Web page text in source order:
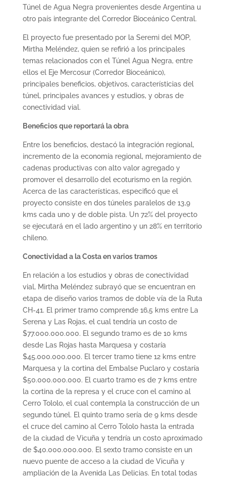
Túnel de Agua Negra provenientes desde Argentina u
otro país integrante del Corredor Bioceánico Central.
El proyecto fue presentado por la Seremi del MOP,
Mirtha Meléndez, quien se refirió a los principales
temas relacionados con el Túnel Agua Negra, entre
ellos el Eje Mercosur (Corredor Bioceánico),
principales beneficios, objetivos, característicias del
túnel, principales avances y estudios, y obras de
conectividad vial.
Beneficios que reportará la obra
Entre los beneficios, destacó la integración regional,
incremento de la economía regional, mejoramiento de
cadenas productivas con alto valor agregado y
promover el desarrollo del ecoturismo en la región.
Acerca de las características, especificó que el
proyecto consiste en dos túneles paralelos de 13,9
kms cada uno y de doble pista. Un 72% del proyecto
se ejecutará en el lado argentino y un 28% en territorio
chileno.
Conectividad a la Costa en varios tramos
En relación a los estudios y obras de conectividad
vial, Mirtha Meléndez subrayó que se encuentran en
etapa de diseño varios tramos de doble vía de la Ruta
CH-41. El primer tramo comprende 16,5 kms entre La
Serena y Las Rojas, el cual tendría un costo de
$77.000.000.000. El segundo tramo es de 10 kms
desde Las Rojas hasta Marquesa y costaría
$45.000.000.000. El tercer tramo tiene 12 kms entre
Marquesa y la cortina del Embalse Puclaro y costaría
$50.000.000.000. El cuarto tramo es de 7 kms entre
la cortina de la represa y el cruce con el camino al
Cerro Tololo, el cual contempla la construcción de un
segundo túnel. El quinto tramo sería de 9 kms desde
el cruce del camino al Cerro Tololo hasta la entrada
de la ciudad de Vicuña y tendría un costo aproximado
de $40.000.000.000. El sexto tramo consiste en un
nuevo puente de acceso a la ciudad de Vicuña y
ampliación de la Avenida Las Delicias. En total todas